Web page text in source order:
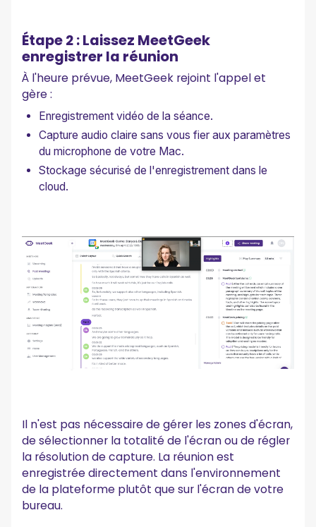
Étape 2 : Laissez MeetGeek
enregistrer la réunion
À l'heure prévue, MeetGeek rejoint l'appel et
gère :
Enregistrement vidéo de la séance.
Capture audio claire sans vous fier aux paramètres
du microphone de votre Mac.
Stockage sécurisé de l'enregistrement dans le
cloud.
Il n'est pas nécessaire de gérer les zones d'écran,
de sélectionner la totalité de l'écran ou de régler
la résolution de capture. La réunion est
enregistrée directement dans l'environnement
de la plateforme plutôt que sur l'écran de votre
bureau.